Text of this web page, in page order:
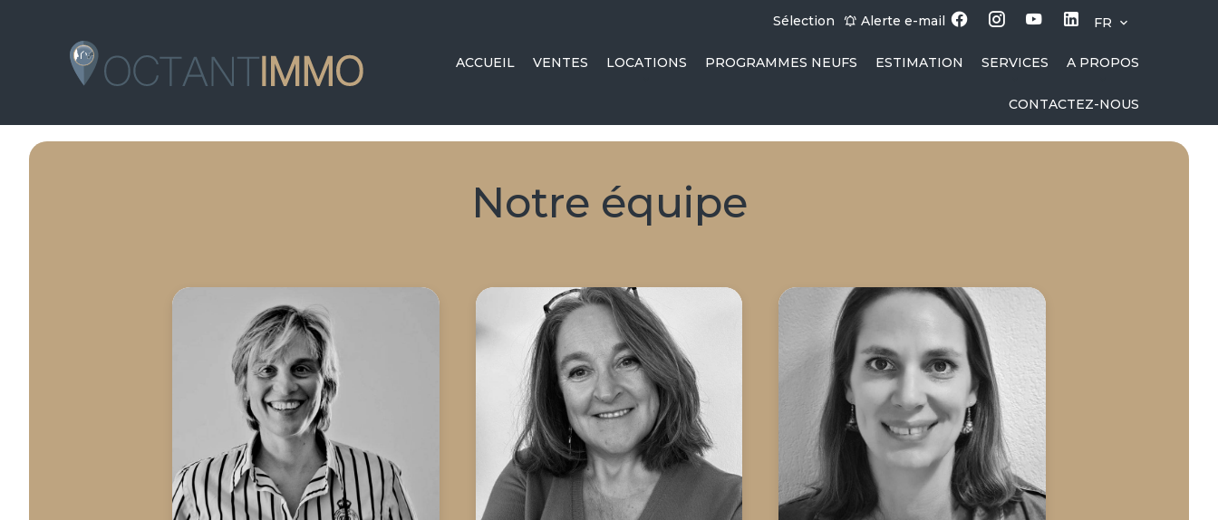
Sélection Alerte e-mail FR
ACCUEIL VENTES LOCATIONS PROGRAMMES NEUFS ESTIMATION SERVICES A PROPOS
CONTACTEZ-NOUS
Notre équipe